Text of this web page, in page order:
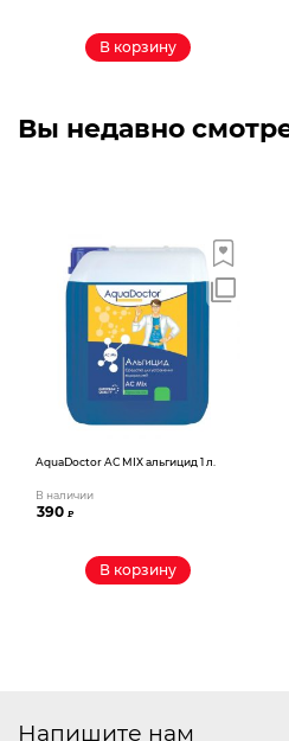
В корзину
Вы недавно
AquaDoctor AС MIX альгицид 1 л.
В наличии
390₽
В корзину
Напишите нам